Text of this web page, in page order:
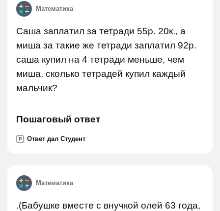
Математика
Саша заплатил за тетради 55р. 20к., а
миша за такие же тетради заплатил 92р.
саша купил на 4 тетради меньше, чем
миша. сколько тетрадей купил каждый
мальчик?
Пошаговый ответ
P Ответ дал Студент
Математика
.(Бабушке вместе с внучкой олей 63 года,